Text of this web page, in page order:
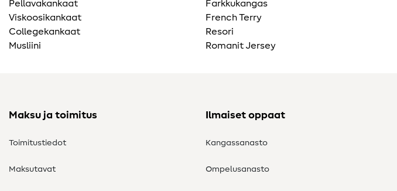
Pellavakankaat
Viskoosikankaat
Collegekankaat
Musliini
Farkkukangas
French Terry
Resori
Romanit Jersey
Maksu ja toimitus
Toimitustiedot
Maksutavat
Ilmaiset oppaat
Kangassanasto
Ompelusanasto